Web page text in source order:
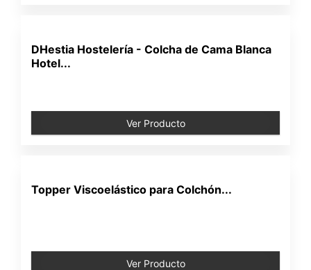
DHestia Hostelería - Colcha de Cama Blanca
Hotel...
Ver Producto
Topper Viscoelástico para Colchón...
Ver Producto